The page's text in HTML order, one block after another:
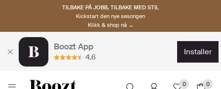
TILBAKE PÅ JOBB, TILBAKE MED STIL
Kickstart den nye sesongen
Klikk & shop nå →
Boozt App
4.6
installer
0 0